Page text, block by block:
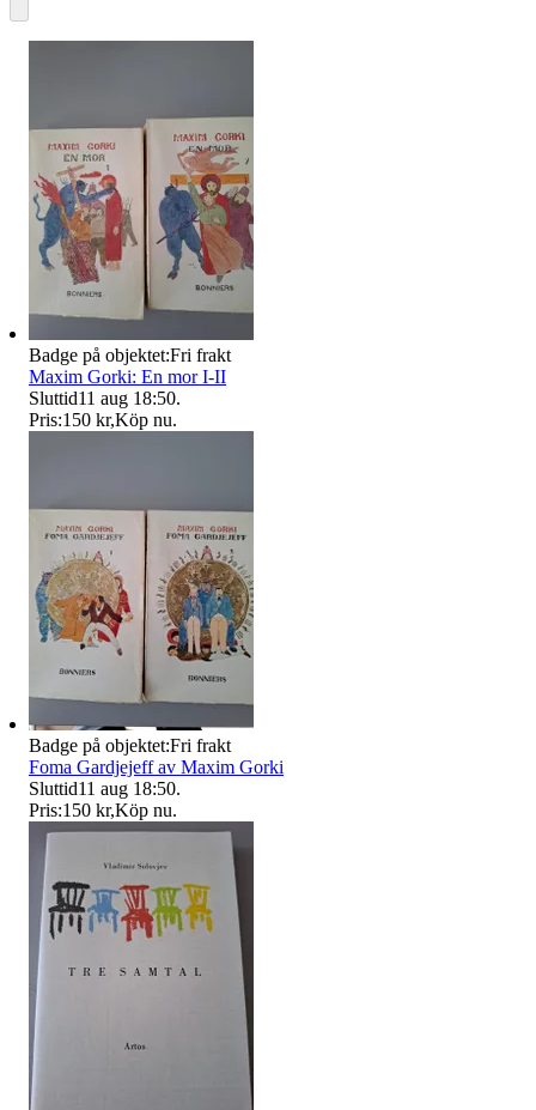
Badge på objektet:Fri frakt
Maxim Gorki: En mor I-II
Sluttid11 aug 18:50.
Pris:150 kr,Köp nu.
Badge på objektet:Fri frakt
Foma Gardjejeff av Maxim Gorki
Sluttid11 aug 18:50.
Pris:150 kr,Köp nu.